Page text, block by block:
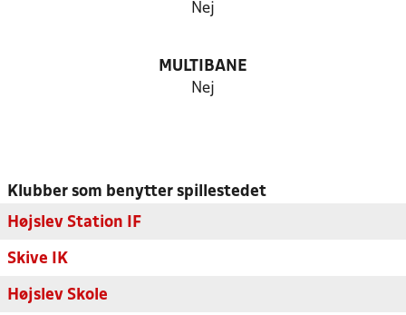
Nej
MULTIBANE
Nej
Klubber som benytter spillestedet
Højslev Station IF
Skive IK
Højslev Skole